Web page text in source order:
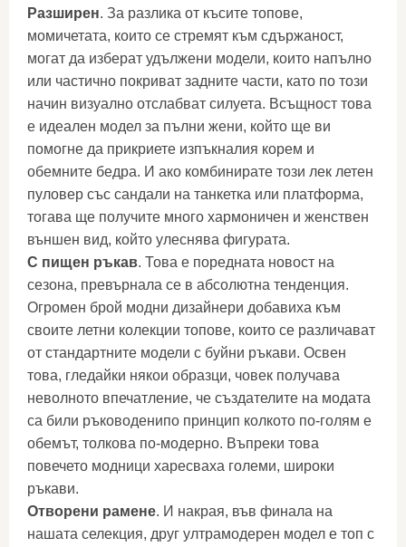
Разширен. За разлика от късите топове,
момичетата, които се стремят към сдържаност,
могат да изберат удължени модели, които напълно
или частично покриват задните части, като по този
начин визуално отслабват силуета. Всъщност това
е идеален модел за пълни жени, който ще ви
помогне да прикриете изпъкналия корем и
обемните бедра. И ако комбинирате този лек летен
пуловер със сандали на танкетка или платформа,
тогава ще получите много хармоничен и женствен
външен вид, който улеснява фигурата.
С пищен ръкав. Това е поредната новост на
сезона, превърнала се в абсолютна тенденция.
Огромен брой модни дизайнери добавиха към
своите летни колекции топове, които се различават
от стандартните модели с буйни ръкави. Освен
това, гледайки някои образци, човек получава
неволното впечатление, че създателите на модата
са били ръководенипо принцип колкото по-голям е
обемът, толкова по-модерно. Въпреки това
повечето модници харесваха големи, широки
ръкави.
Отворени рамене. И накрая, във финала на
нашата селекция, друг ултрамодерен модел е топ с